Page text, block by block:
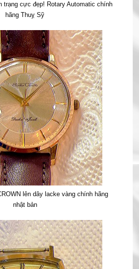
trạng cực đẹp! Rotary Automatic chính
hãng Thuỵ Sỹ
lên dây lacke vàng chính hãng
nhật bản